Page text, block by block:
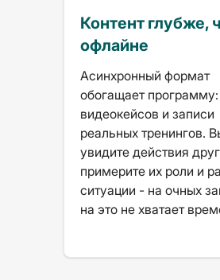
Контент глубже,
офлайне
Асинхронный формат
обогащает программу:
видеокейсов и записи
реальных тренингов.
увидите действия
примерите их роли и
ситуации - на очных
на это не хватает